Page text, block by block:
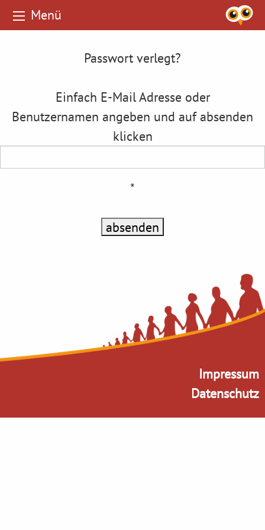
Menü
Passwort verlegt?
Einfach E-Mail Adresse oder
Benutzernamen angeben und auf absenden
klicken
*
Impressum
Datenschutz